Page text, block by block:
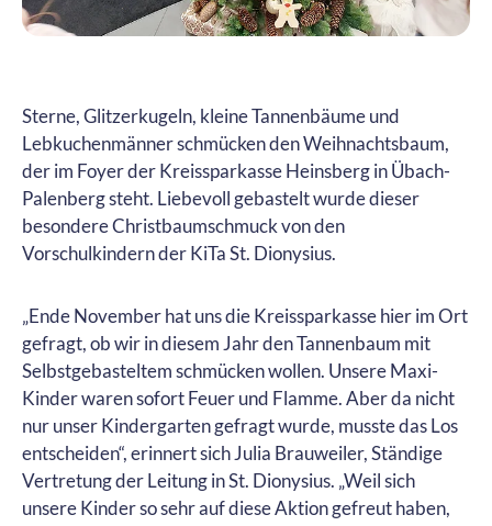
Sterne, Glitzerkugeln, kleine Tannenbäume und
Lebkuchenmänner schmücken den Weihnachtsbaum,
der im Foyer der Kreissparkasse Heinsberg in Übach-
Palenberg steht. Liebevoll gebastelt wurde dieser
besondere Christbaumschmuck von den
Vorschulkindern der KiTa St. Dionysius.
„Ende November hat uns die Kreissparkasse hier im Ort
gefragt, ob wir in diesem Jahr den Tannenbaum mit
Selbstgebasteltem schmücken wollen. Unsere Maxi-
Kinder waren sofort Feuer und Flamme. Aber da nicht
nur unser Kindergarten gefragt wurde, musste das Los
entscheiden“, erinnert sich Julia Brauweiler, Ständige
Vertretung der Leitung in St. Dionysius. „Weil sich
unsere Kinder so sehr auf diese Aktion gefreut haben,